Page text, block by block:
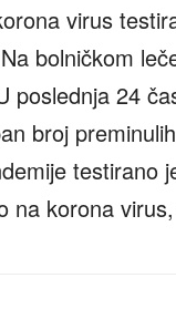
virus
bolničkom
poslednja 24
broj
testirano
na korona